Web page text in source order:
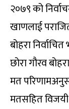
२०७९ को
खाणलाई पराजित
बोहरा
छोरा गौरव
मत
मतसहित